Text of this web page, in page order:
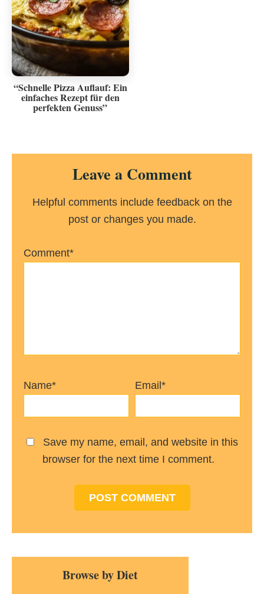
“Schnelle Pizza Auflauf: Ein
einfaches Rezept für den
perfekten Genuss”
Reader
InteractionsLeave a Comment
Helpful comments include feedback on the
post or changes you made.
Comment*
Name* Email*
Save my name, email, and website in this
browser for the next time I comment.
Primary
SidebarBrowse by Diet